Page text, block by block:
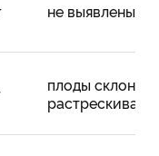
не выявлены
плоды склонны к
растрескиванию